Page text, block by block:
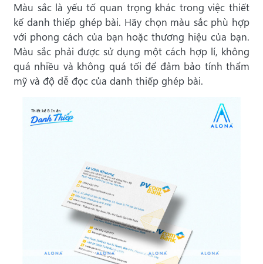
Màu sắc là yếu tố quan trọng khác trong việc thiết
kế danh thiếp ghép bài. Hãy chọn màu sắc phù hợp
với phong cách của bạn hoặc thương hiệu của bạn.
Màu sắc phải được sử dụng một cách hợp lí, không
quá nhiều và không quá tối để đảm bảo tính thẩm
mỹ và độ dễ đọc của danh thiếp ghép bài.